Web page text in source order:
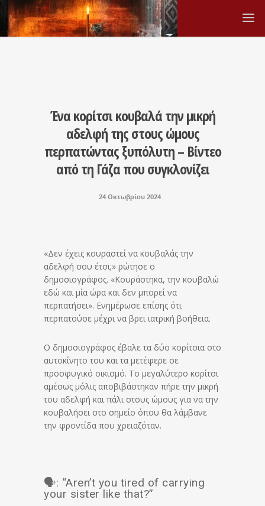
Ένα κορίτσι κουβαλά την μικρή
αδελφή της στους ώμους
περπατώντας ξυπόλυτη – Βίντεο
από τη Γάζα που συγκλονίζει
24 Οκτωβρίου 2024
«Δεν έχεις κουραστεί να κουβαλάς την
αδελφή σου έτσι;» ρώτησε ο
δημοσιογράφος. «Κουράστηκα, την κουβαλώ
εδώ και μία ώρα και δεν μπορεί να
περπατήσει». Ενημέρωσε επίσης ότι
περπατούσε μέχρι να βρει ιατρική βοήθεια.
Ο δημοσιογράφος έβαλε τα δύο κορίτσια στο
αυτοκίνητο του και τα μετέφερε σε
προσφυγικό οικισμό. Το μεγαλύτερο κορίτσι
αμέσως μόλις αποβιβάστηκαν πήρε την μικρή
του αδελφή και πάλι στους ώμους για να την
κουβαλήσει στο σημείο όπου θα λάμβανε
την φροντίδα που χρειαζόταν.
🗣️: “Aren’t you tired of carrying
your sister like that?”